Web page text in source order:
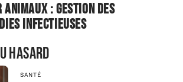
: gestion des
infectieuses
hasard
SANTÉ